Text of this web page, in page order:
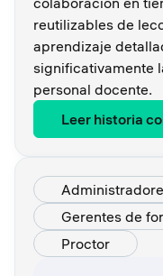
reutilizables de
aprendizaje
significativamente
personal docente.
Leer historia
Gerentes de
Proctor